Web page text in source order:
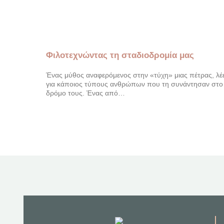
Φιλοτεχνώντας τη σταδιοδρομία μας
Ένας μύθος αναφερόμενος στην «τύχη» μιας πέτρας,
για κάποιος τύπους ανθρώπων που τη συνάντησαν στο
δρόμο τους. Ένας από…